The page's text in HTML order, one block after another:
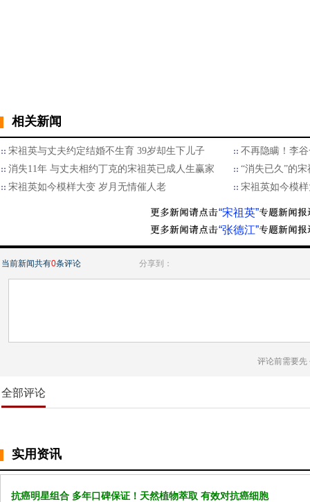
相关新闻
宋祖英与丈夫约定结婚不生育 39岁却生下儿子
不再隐瞒！李
消失11年 与丈夫相约丁克的宋祖英已成人生赢家
“消失已久”的
宋祖英如今模样大变 岁月无情催人老
宋祖英如今模
“宋祖英”
“张德江”
当前新闻共有0条评论 分享到：
评论前需要先
全部评论
实用资讯
抗癌明星组合 多年口碑保证！天然植物萃取 有效对抗癌细胞